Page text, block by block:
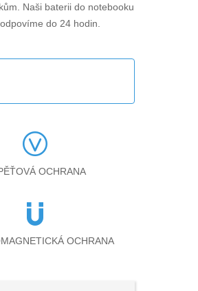
Naši baterii do notebooku
do 24 hodin.
OCHRANA
OCHRANA